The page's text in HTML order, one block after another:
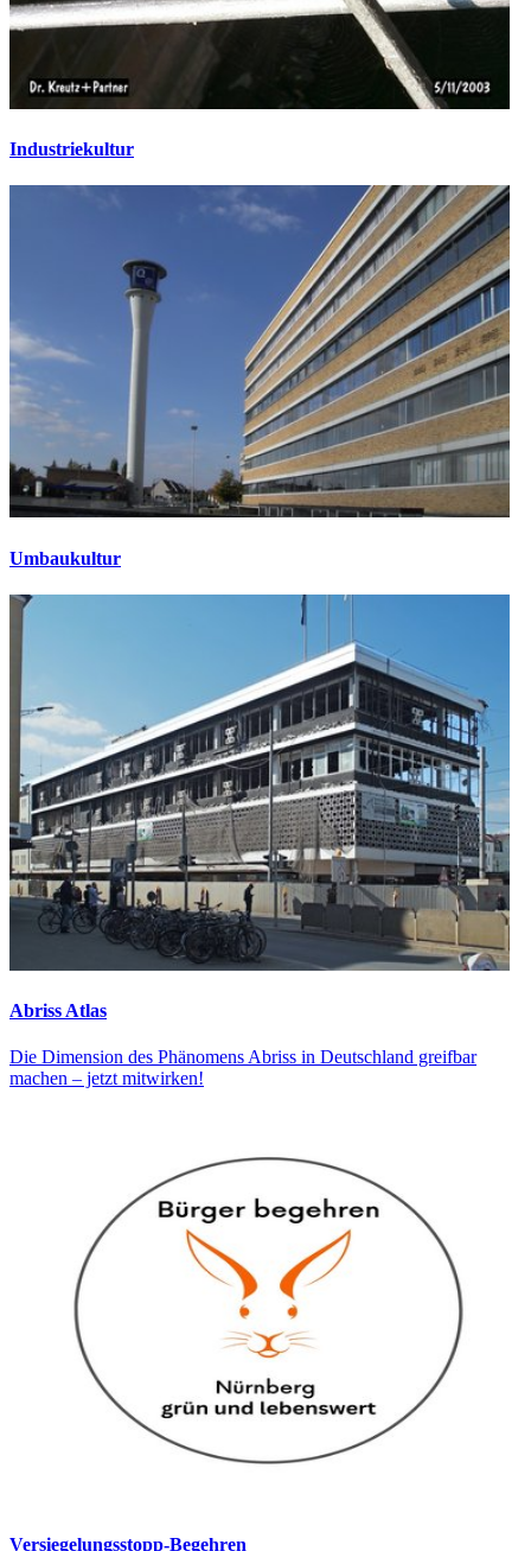
Industriekultur
Umbaukultur
Abriss Atlas
Die Dimension des Phänomens Abriss in Deutschland greifbar
machen – jetzt mitwirken!
Versiegelungsstopp-Begehren